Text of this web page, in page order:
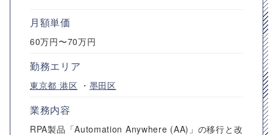
月額単価
60万円〜70万円
勤務エリア
東京都 港区 ・ 墨田区
業務内容
RPA製品「Automation Anywhere (AA)」の移行と改